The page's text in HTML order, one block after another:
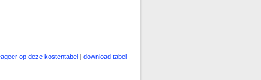
op deze kostentabel | download tabel